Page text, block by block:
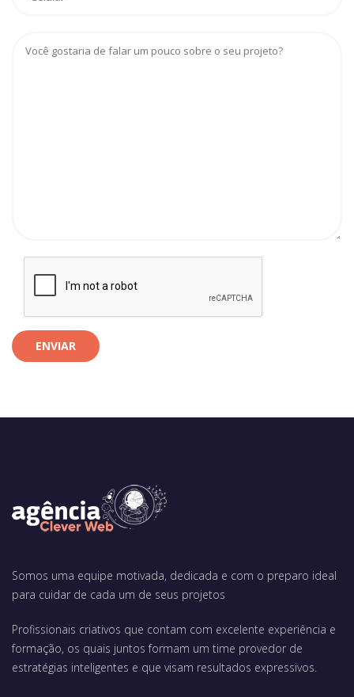
Somos uma equipe motivada, dedicada e com o preparo ideal
para cuidar de cada um de seus projetos
Profissionais criativos que contam com excelente experiência e
formação, os quais juntos formam um time provedor de
estratégias inteligentes e que visam resultados expressivos.